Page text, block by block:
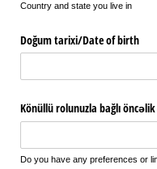
Country and state you live in
Doğum tarixi/​Date of birth
Könüllü rolunuzla bağlı
Do you have any preferences or